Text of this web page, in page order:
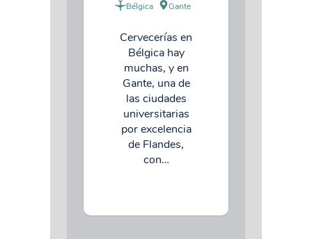
Bélgica Gante
Cervecerías en
Bélgica hay
muchas, y en
Gante, una de
las ciudades
universitarias
por excelencia
de Flandes,
con…